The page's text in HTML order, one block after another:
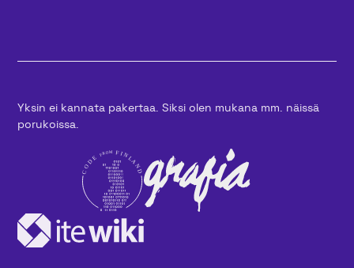
Yksin ei kannata pakertaa. Siksi olen mukana mm. näissä
porukoissa.